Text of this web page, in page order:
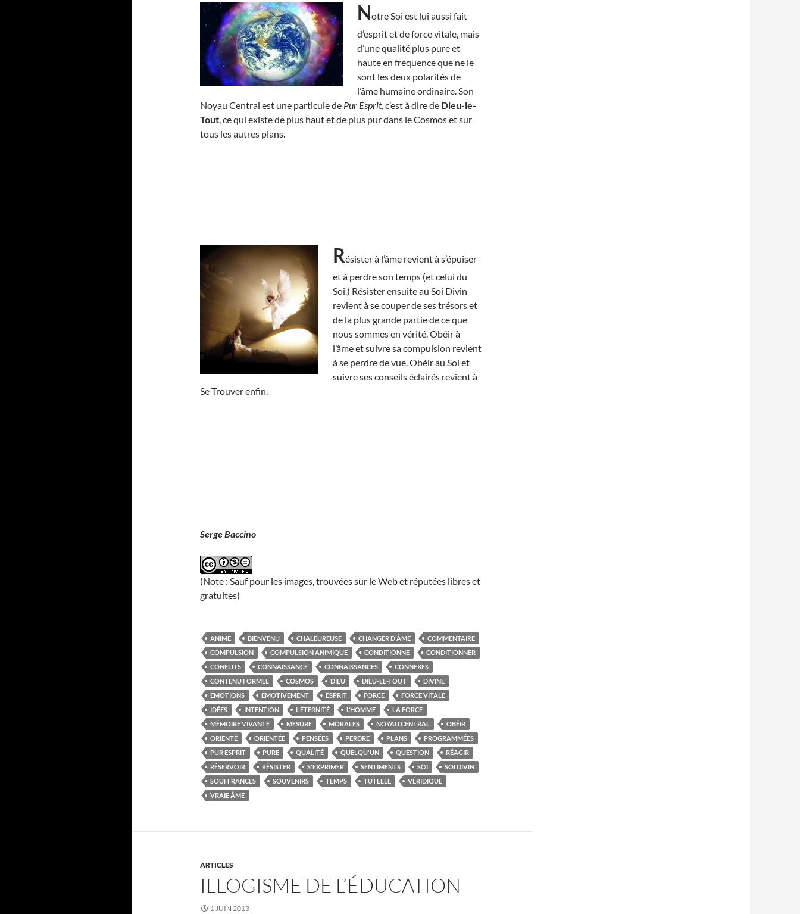
Notre Soi est lui aussi fait
d’esprit et de force vitale, mais
d’une qualité plus pure et
haute en fréquence que ne le
sont les deux polarités de
l’âme humaine ordinaire. Son
Noyau Central est une particule de Pur Esprit, c’est à dire de Dieu-le-
Tout, ce qui existe de plus haut et de plus pur dans le Cosmos et sur
tous les autres plans.
Résister à l’âme revient à s’épuiser
et à perdre son temps (et celui du
Soi.) Résister ensuite au Soi Divin
revient à se couper de ses trésors et
de la plus grande partie de ce que
nous sommes en vérité. Obéir à
l’âme et suivre sa compulsion revient
à se perdre de vue. Obéir au Soi et
suivre ses conseils éclairés revient à
Se Trouver enfin.
Serge Baccino
(Note : Sauf pour les images, trouvées sur le Web et réputées libres et
gratuites)
ANIME BIENVENU CHALEUREUSE CHANGER D'ÂME
COMMENTAIRE
COMPULSION
COMPULSION ANIMIQUE CONDITIONNE
CONDITIONNER
CONFLITS
CONNAISSANCE CONNAISSANCES
CONNEXES
CONTENU FORMEL
COSMOS DIEU DIEU-LE-TOUT
DIVINE
ÉMOTIONS
ÉMOTIVEMENT ESPRIT FORCE
FORCE VITALE
IDÉES
INTENTION L'ÉTERNITÉ L’HOMME
LA FORCE
MÉMOIRE VIVANTE
MESURE MORALES NOYAU CENTRAL
OBÉIR
ORIENTÉ
ORIENTÉE PENSÉES PERDRE PLANS
PROGRAMMÉES
PUR ESPRIT
PURE QUALITÉ QUELQU'UN QUESTION
RÉAGIR
RÉSERVOIR
RÉSISTER S'EXPRIMER SENTIMENTS SOI
SOI DIVIN
SOUFFRANCES
SOUVENIRS TEMPS TUTELLE
VÉRIDIQUE
VRAIE ÂME
ARTICLES
ILLOGISME DE L’ÉDUCATION
1 JUIN 2013